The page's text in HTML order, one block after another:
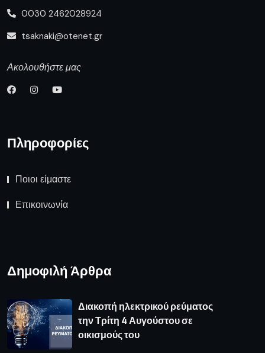
0030 2462028924
tsaknaki@otenet.gr
Ακολουθήστε μας
Πληροφορίες
Ποιοι είμαστε
Επικοινωνία
Δημοφιλή Άρθρα
Διακοπή ηλεκτρικού ρεύματος
την Τρίτη 4 Αυγούστου σε
οικισμούς του